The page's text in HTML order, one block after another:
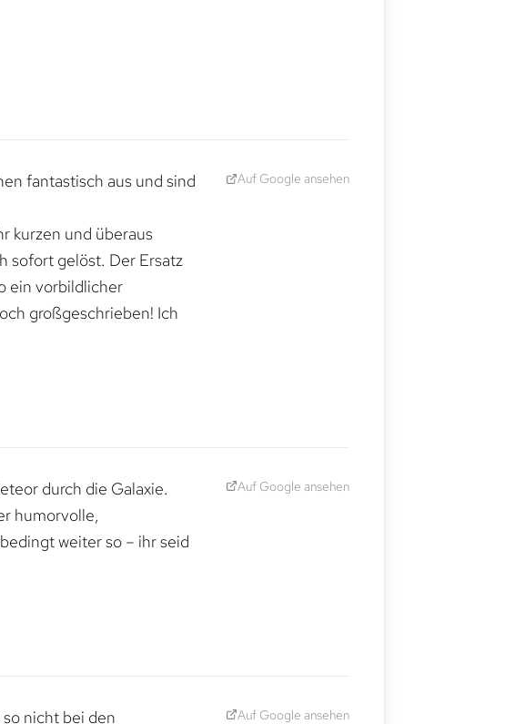
fantastisch aus und sind
kurzen und überaus
sofort gelöst. Der Ersatz
ein vorbildlicher
großgeschrieben! Ich
Auf Google ansehen
durch die Galaxie.
humorvolle,
weiter so – ihr seid
Auf Google ansehen
nicht bei den Auf Google ansehen